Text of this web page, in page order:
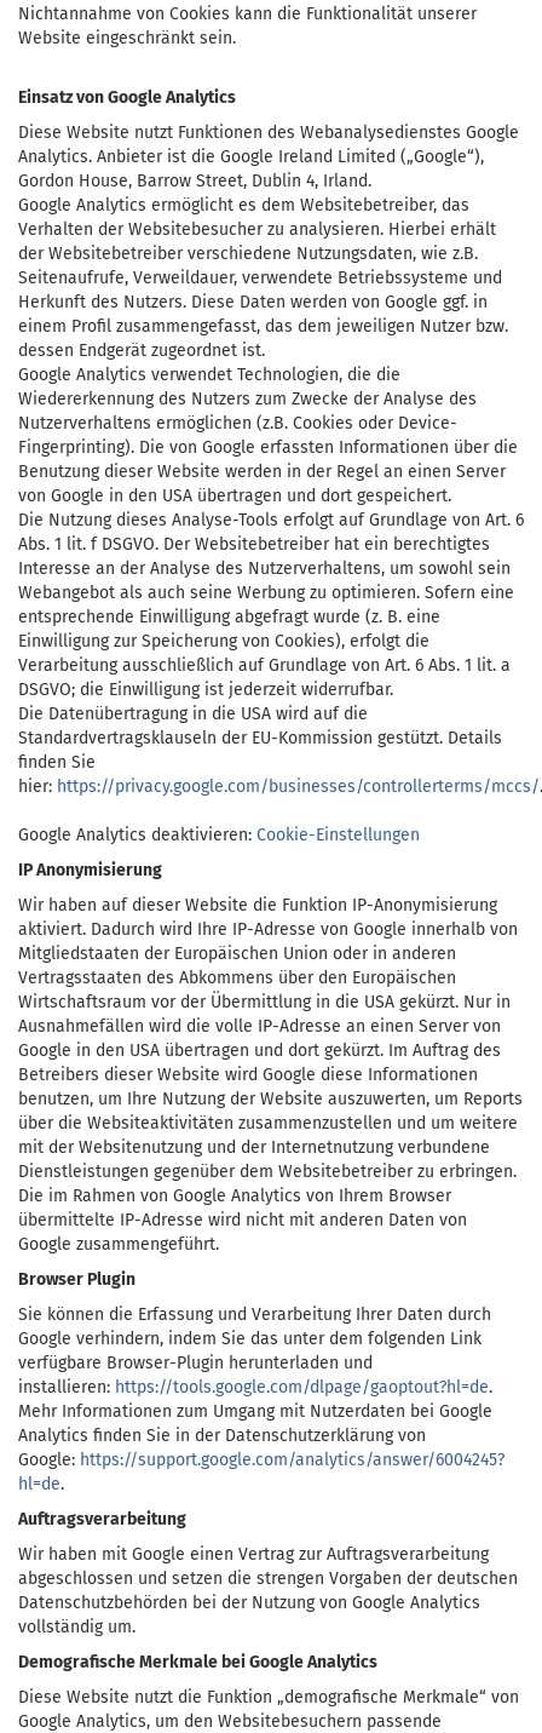
Nichtannahme von Cookies kann die Funktionalität unserer
Website eingeschränkt sein.
Einsatz von Google Analytics
Diese Website nutzt Funktionen des Webanalysedienstes Google
Analytics. Anbieter ist die Google Ireland Limited („Google“),
Gordon House, Barrow Street, Dublin 4, Irland.
Google Analytics ermöglicht es dem Websitebetreiber, das
Verhalten der Websitebesucher zu analysieren. Hierbei erhält
der Websitebetreiber verschiedene Nutzungsdaten, wie z.B.
Seitenaufrufe, Verweildauer, verwendete Betriebssysteme und
Herkunft des Nutzers. Diese Daten werden von Google ggf. in
einem Profil zusammengefasst, das dem jeweiligen Nutzer bzw.
dessen Endgerät zugeordnet ist.
Google Analytics verwendet Technologien, die die
Wiedererkennung des Nutzers zum Zwecke der Analyse des
Nutzerverhaltens ermöglichen (z.B. Cookies oder Device-
Fingerprinting). Die von Google erfassten Informationen über die
Benutzung dieser Website werden in der Regel an einen Server
von Google in den USA übertragen und dort gespeichert.
Die Nutzung dieses Analyse-Tools erfolgt auf Grundlage von Art. 6
Abs. 1 lit. f DSGVO. Der Websitebetreiber hat ein berechtigtes
Interesse an der Analyse des Nutzerverhaltens, um sowohl sein
Webangebot als auch seine Werbung zu optimieren. Sofern eine
entsprechende Einwilligung abgefragt wurde (z. B. eine
Einwilligung zur Speicherung von Cookies), erfolgt die
Verarbeitung ausschließlich auf Grundlage von Art. 6 Abs. 1 lit. a
DSGVO; die Einwilligung ist jederzeit widerrufbar.
Die Datenübertragung in die USA wird auf die
Standardvertragsklauseln der EU-Kommission gestützt. Details
finden Sie
hier: https://privacy.google.com/businesses/controllerterms/mccs/.
Google Analytics deaktivieren: Cookie-Einstellungen
IP Anonymisierung
Wir haben auf dieser Website die Funktion IP-Anonymisierung
aktiviert. Dadurch wird Ihre IP-Adresse von Google innerhalb von
Mitgliedstaaten der Europäischen Union oder in anderen
Vertragsstaaten des Abkommens über den Europäischen
Wirtschaftsraum vor der Übermittlung in die USA gekürzt. Nur in
Ausnahmefällen wird die volle IP-Adresse an einen Server von
Google in den USA übertragen und dort gekürzt. Im Auftrag des
Betreibers dieser Website wird Google diese Informationen
benutzen, um Ihre Nutzung der Website auszuwerten, um Reports
über die Websiteaktivitäten zusammenzustellen und um weitere
mit der Websitenutzung und der Internetnutzung verbundene
Dienstleistungen gegenüber dem Websitebetreiber zu erbringen.
Die im Rahmen von Google Analytics von Ihrem Browser
übermittelte IP-Adresse wird nicht mit anderen Daten von
Google zusammengeführt.
Browser Plugin
Sie können die Erfassung und Verarbeitung Ihrer Daten durch
Google verhindern, indem Sie das unter dem folgenden Link
verfügbare Browser-Plugin herunterladen und
installieren: https://tools.google.com/dlpage/gaoptout?hl=de.
Mehr Informationen zum Umgang mit Nutzerdaten bei Google
Analytics finden Sie in der Datenschutzerklärung von
Google: https://support.google.com/analytics/answer/6004245?
hl=de.
Auftragsverarbeitung
Wir haben mit Google einen Vertrag zur Auftragsverarbeitung
abgeschlossen und setzen die strengen Vorgaben der deutschen
Datenschutzbehörden bei der Nutzung von Google Analytics
vollständig um.
Demografische Merkmale bei Google Analytics
Diese Website nutzt die Funktion „demografische Merkmale“ von
Google Analytics, um den Websitebesuchern passende